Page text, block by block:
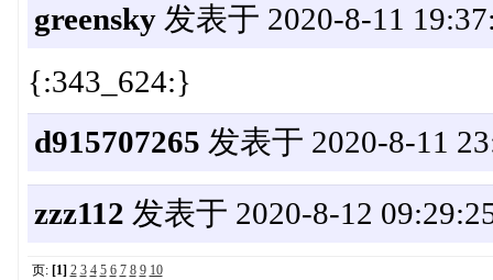
greensky发表于 2020-8-11
{:343_624:}
d915707265 发表于 2020-8-11
zzz112 发表于 2020-8-12
页: [1] 2 3 4 5 6 7 8 9 10